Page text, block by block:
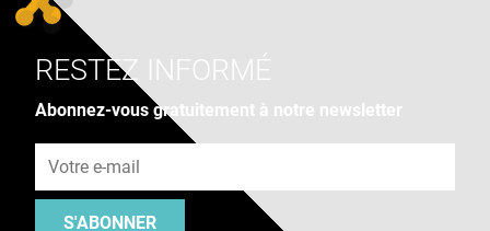
RESTEZ INFORMÉ
Abonnez-vous gratuitement à notre newsletter
S'ABONNER